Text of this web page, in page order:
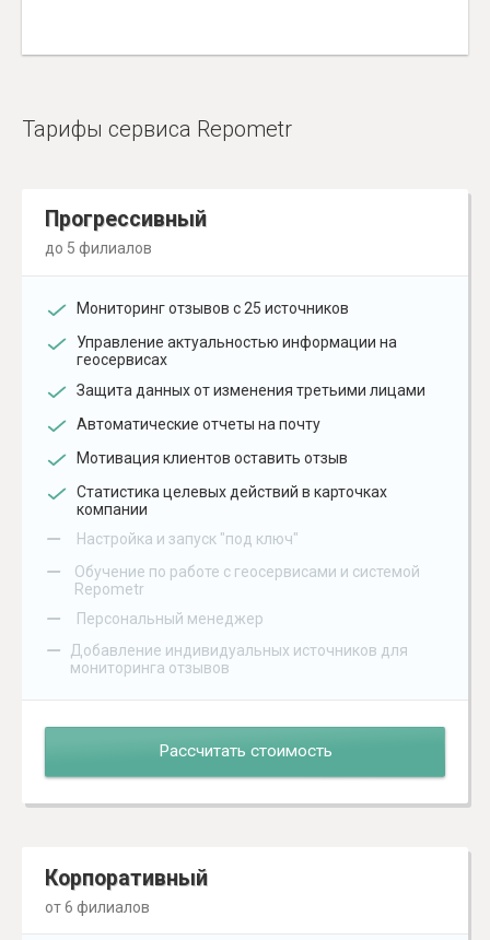
Тарифы сервиса Repometr
Прогрессивный
до 5 филиалов
Мониторинг отзывов с 25 источников
Управление актуальностью информации на
геосервисах
Защита данных от изменения третьими лицами
Автоматические отчеты на почту
Мотивация клиентов оставить отзыв
Статистика целевых действий в карточках
компании
– Настройка и запуск "под ключ"
–
Обучение по работе с геосервисами и системой
Repometr
– Персональный менеджер
–
Добавление индивидуальных источников для
мониторинга отзывов
Рассчитать стоимость
Корпоративный
от 6 филиалов